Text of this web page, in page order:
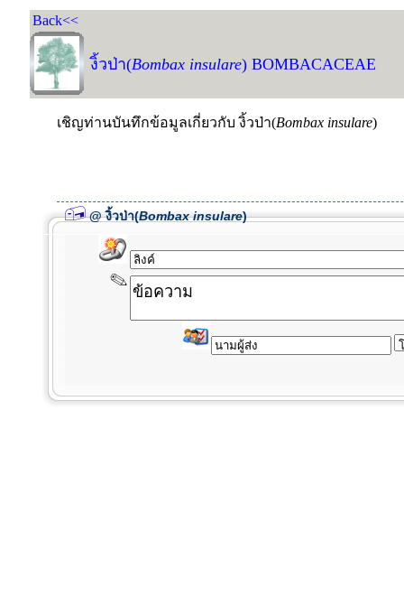
Back<<
งิ้วป่า(Bombax insulare) BOMBACACEAE
เชิญท่านบันทึกข้อมูลเกี่ยวกับ งิ้วป่า(Bombax insulare)
@ งิ้วป่า(Bombax insulare)